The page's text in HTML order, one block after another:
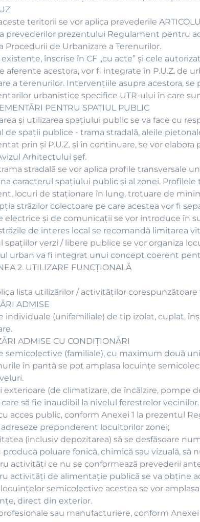
teritorii se vor aplica prevederile
prevederilor prezentului Regulament pentru
Procedurii de Urbanizare a Terenurilor.
existente, înscrise în CF „cu acte” şi cele
aferente acestora, vor fi integrate în P.U.Z. de
a terenurilor. Intervențiile asupra acestora,
urbanistice specifice UTR-ului în care
PENTRU SPAȚIUL PUBLIC
şi utilizarea spaţiului public se va face cu
de spaţii publice - trama stradală, aleile
prin şi P.U.Z. şi în continuare, se vor
Arhitectului șef.
stradală se vor aplica profile transversale
caracterul spaţiului public şi al zonei.
locuri de staţionare în lung, trotuare de
străzilor colectoare pe care acestea vor fi
electrice şi de comunicaţii se vor introduce în
de interes local se recomandă limitarea
spaţiilor verzi / libere publice se vor organiza
urban va fi integrat unui concept coerent
2. UTILIZARE FUNCŢIONALĂ
lista utilizărilor / activităţilor
ADMISE
individuale (unifamiliale) de tip izolat, cuplat,
ADMISE CU CONDIŢIONĂRI
semicolective (familiale), cu maximum două
în pantă se pot amplasa locuinţe
exterioare (de climatizare, de încălzire, pompe
să fie inaudibil la nivelul ferestrelor vecinilor.
acces public, conform Anexei 1 la prezentul
adreseze preponderent locuitorilor zonei;
(inclusiv depozitarea) să se desfăşoare
producă poluare fonică, chimică sau vizuală,
activităţi ce nu se conformează prevederii
activităţi de alimentaţie publică se va obţine
semicolective acestea se vor
direct din exterior.
sau manufacturiere, conform